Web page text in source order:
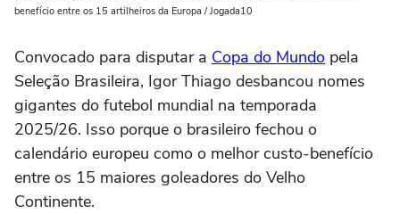
benefício entre os 15 artilheiros da Europa / Jogada10
Convocado para disputar a Copa do Mundo pela
Seleção Brasileira, Igor Thiago desbancou nomes
gigantes do futebol mundial na temporada
2025/26. Isso porque o brasileiro fechou o
calendário europeu como o melhor custo-benefício
entre os 15 maiores goleadores do Velho
Continente.